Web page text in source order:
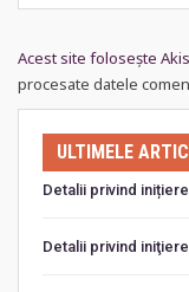
Acest site folosește
procesate datele
ULTIMELE
Detalii privind
Detalii privind